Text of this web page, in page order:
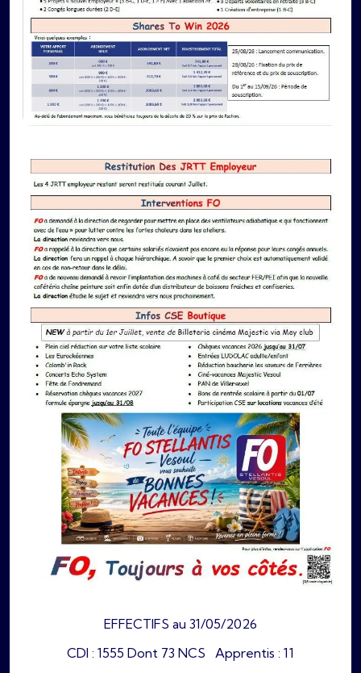
EFFECTIFS au 31/05/2026
CDI : 1555 Dont 73 NCS Apprentis : 11